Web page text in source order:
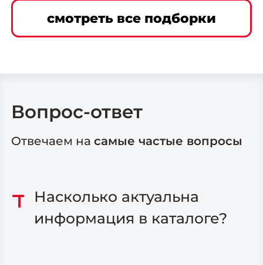
смотреть все подборки
Вопрос-ответ
Отвечаем на самые частые вопросы
Насколько актуальна
информация в каталоге?